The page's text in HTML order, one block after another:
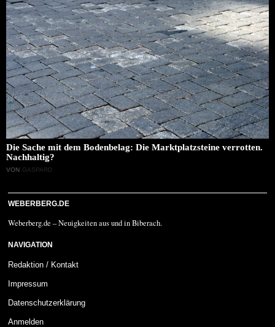
Die Sache mit dem Bodenbelag: Die Marktplatzsteine verrotten.
Nachhaltig?
VON GASPARD
WEBERBERG.DE
Weberberg.de – Neuigkeiten aus und in Biberach.
NAVIGATION
Redaktion / Kontakt
Impressum
Datenschutzerklärung
Anmelden